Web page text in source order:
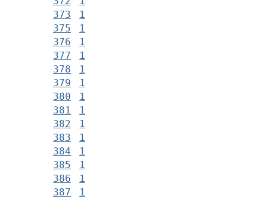
373
1
375
1
376
1
377
1
378
1
379
1
380
1
381
1
382
1
383
1
384
1
385
1
386
1
387
1